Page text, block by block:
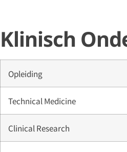
Klinisch
Opleiding
Technical Medicine
Clinical Research